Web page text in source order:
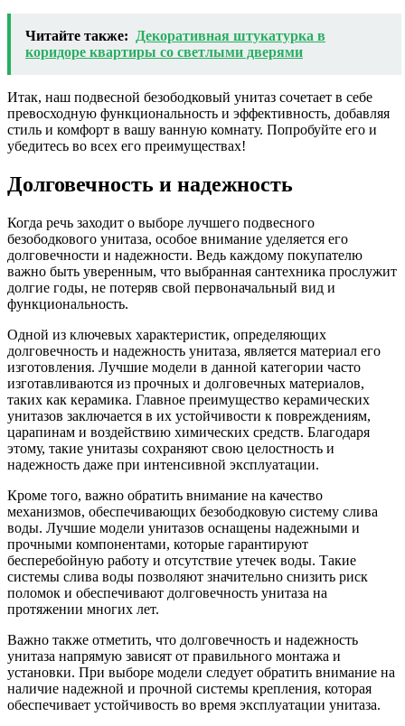
Читайте также:
Декоративная штукатурка в
коридоре квартиры со светлыми дверями
Итак, наш подвесной безободковый унитаз сочетает в себе
превосходную функциональность и эффективность, добавляя
стиль и комфорт в вашу ванную комнату. Попробуйте его и
убедитесь во всех его преимуществах!
Долговечность и надежность
Когда речь заходит о выборе лучшего подвесного
безободкового унитаза, особое внимание уделяется его
долговечности и надежности. Ведь каждому покупателю
важно быть уверенным, что выбранная сантехника прослужит
долгие годы, не потеряв свой первоначальный вид и
функциональность.
Одной из ключевых характеристик, определяющих
долговечность и надежность унитаза, является материал его
изготовления. Лучшие модели в данной категории часто
изготавливаются из прочных и долговечных материалов,
таких как керамика. Главное преимущество керамических
унитазов заключается в их устойчивости к повреждениям,
царапинам и воздействию химических средств. Благодаря
этому, такие унитазы сохраняют свою целостность и
надежность даже при интенсивной эксплуатации.
Кроме того, важно обратить внимание на качество
механизмов, обеспечивающих безободковую систему слива
воды. Лучшие модели унитазов оснащены надежными и
прочными компонентами, которые гарантируют
бесперебойную работу и отсутствие утечек воды. Такие
системы слива воды позволяют значительно снизить риск
поломок и обеспечивают долговечность унитаза на
протяжении многих лет.
Важно также отметить, что долговечность и надежность
унитаза напрямую зависят от правильного монтажа и
установки. При выборе модели следует обратить внимание на
наличие надежной и прочной системы крепления, которая
обеспечивает устойчивость во время эксплуатации унитаза.